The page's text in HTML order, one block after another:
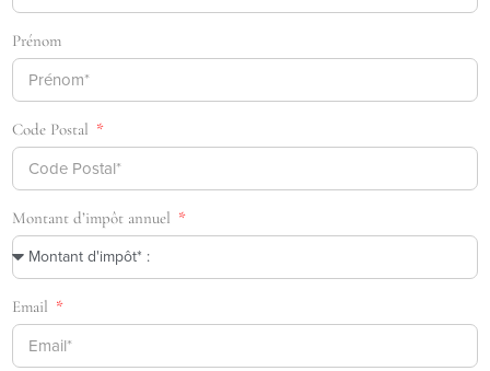
Prénom
Code Postal
Montant d’impôt annuel
Email